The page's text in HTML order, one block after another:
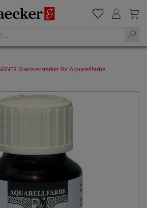
Glanzverstärker für Aquarellfarbe